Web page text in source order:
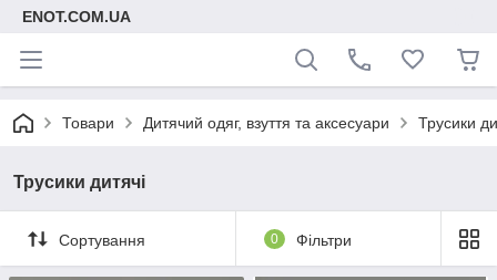
ENOT.COM.UA
Товари Дитячий одяг, взуття та аксесуари Трусики
Трусики дитячі
Сортування 0 Фільтри